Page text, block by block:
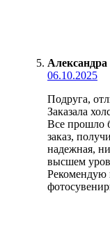
06.10.2025
Подруга,
Заказала
Все прошло
заказ,
надежная,
высшем
Рекомендую